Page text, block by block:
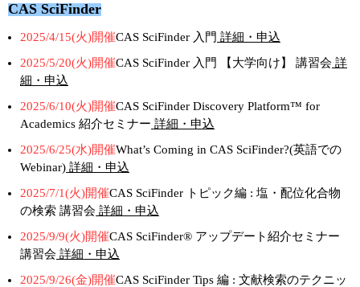
CAS SciFinder
2025/4/15(火)開催CAS SciFinder 入門 詳細・申込
2025/5/20(火)開催CAS SciFinder 入門 【大学向け】 講習会 詳
細・申込
2025/6/10(火)開催CAS SciFinder Discovery Platform™ for
Academics 紹介セミナー 詳細・申込
2025/6/25(水)開催What’s Coming in CAS SciFinder?(英語での
Webinar) 詳細・申込
2025/7/1(火)開催CAS SciFinder トピック編 : 塩・配位化合物
の検索 講習会 詳細・申込
2025/9/9(火)開催CAS SciFinder® アップデート紹介セミナー
講習会 詳細・申込
2025/9/26(金)開催CAS SciFinder Tips 編 : 文献検索のテクニッ